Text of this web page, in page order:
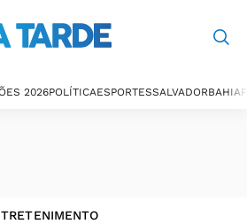
2026POLÍTICAESPORTESSALVADORBAHIA